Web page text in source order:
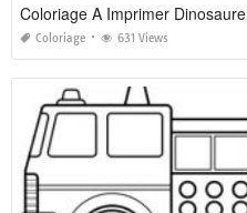
Coloriage A Imprimer Dinosaure
Coloriage 631 Views